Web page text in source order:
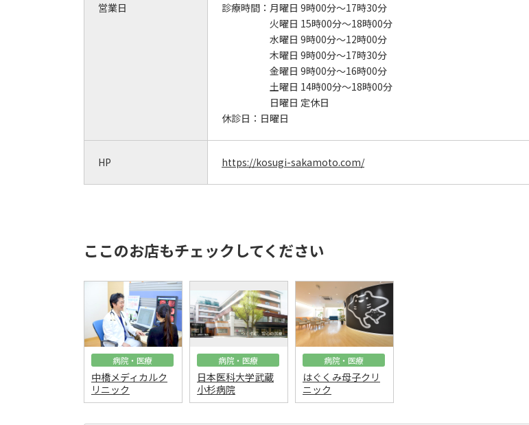
営業日 診療時間： 月曜日 9時00分～17時30分
火曜日 15時00分～18時00分
水曜日 9時00分～12時00分
木曜日 9時00分～17時30分
金曜日 9時00分～16時00分
土曜日 14時00分～18時00分
日曜日 定休日
休診日： 日曜日
HP https://kosugi-sakamoto.com/
ここのお店もチェックしてください
病院・医療
中橋メディカルク
リニック
病院・医療
日本医科大学武蔵
小杉病院
病院・医療
はぐくみ母子クリ
ニック